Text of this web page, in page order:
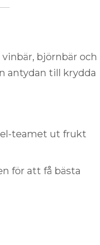
björnbär och
antydan till krydda
teamet ut frukt
för att få bästa